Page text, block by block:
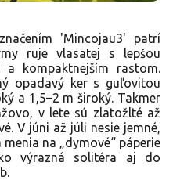
'Mincojau3' patrí
ruje vlasatej s lepšou
kompaktnejším rastom.
opadavý ker s guľovitou
a 1,5–2 m široký. Takmer
v lete sú zlatožlté až
V júni až júli nesie jemné,
na „dymové“ páperie
výrazná solitéra aj do